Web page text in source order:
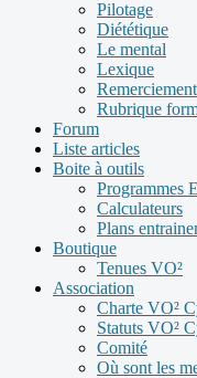
Pilotage
Diététique
Le mental
Lexique
Rubrique
Forum
Liste articles
Boite à outils
Programmes
Calculateurs
Plans
Boutique
Tenues VO²
Association
Charte VO²
Statuts VO²
Comité
Où sont les